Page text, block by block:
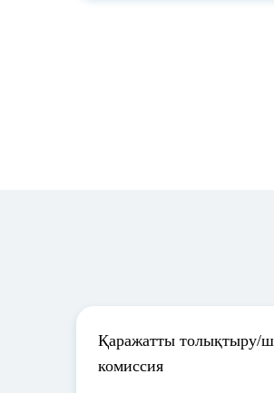
Қаражатты толықтыру/
комиссия